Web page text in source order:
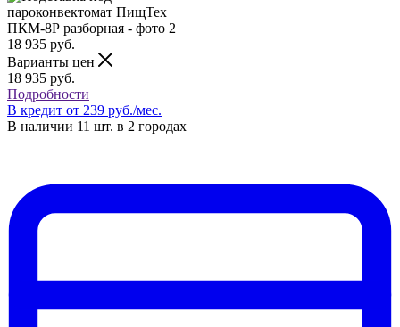
18 935 руб.
Варианты цен
18 935 руб.
Подробности
В кредит от 239 руб./мес.
В наличии 11 шт. в 2 городах